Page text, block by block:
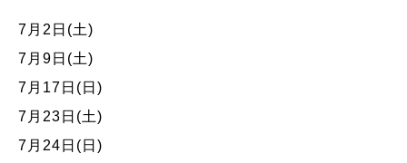
7月2日(土)
7月9日(土)
7月17日(日)
7月23日(土)
7月24日(日)